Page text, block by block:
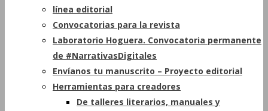
línea editorial
Convocatorias para la revista
Laboratorio Hoguera. Convocatoria permanente
de #NarrativasDigitales
Envíanos tu manuscrito – Proyecto editorial
Herramientas para creadores
De talleres literarios, manuales y